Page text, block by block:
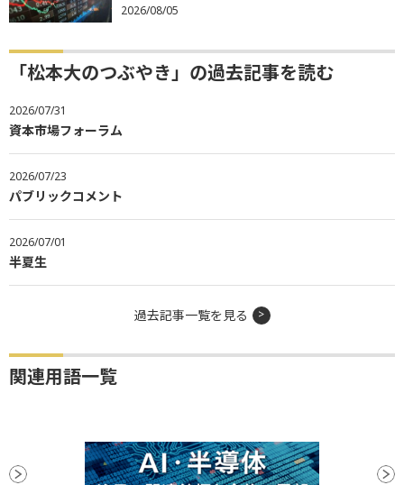
2026/08/05
「松本大のつぶやき」の過去記事を読む
2026/07/31
資本市場フォーラム
2026/07/23
パブリックコメント
2026/07/01
半夏生
過去記事一覧を見る
関連用語一覧